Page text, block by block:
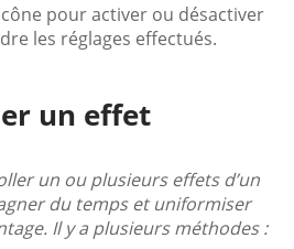
pour activer ou désactiver
les réglages effectués.
un effet
un ou plusieurs effets d’un
du temps et uniformiser
Il y a plusieurs méthodes :